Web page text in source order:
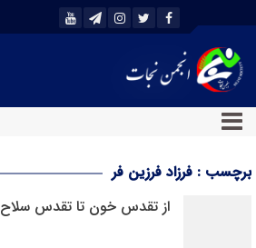
برچسب : فرزاد فرزین فر
از تقدس خون تا تقدس سلاح